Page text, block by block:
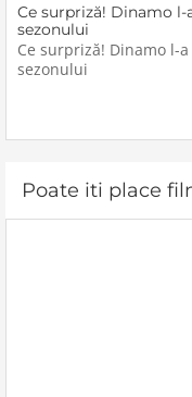
Ce surpriză! Dinamo
sezonului
Ce surpriză! Dinamo l-
sezonului
Poate iti place